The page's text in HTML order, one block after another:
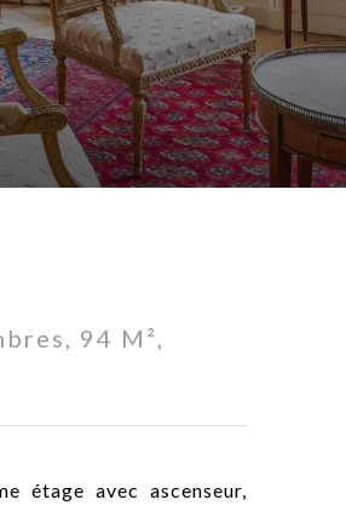
94 M²,
étage avec ascenseur,